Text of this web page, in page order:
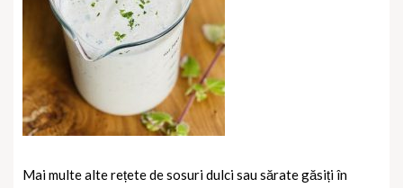
Mai multe alte rețete de sosuri dulci sau sărate găsiți în